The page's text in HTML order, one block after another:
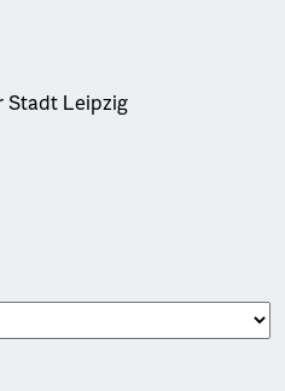
Stadt Leipzig